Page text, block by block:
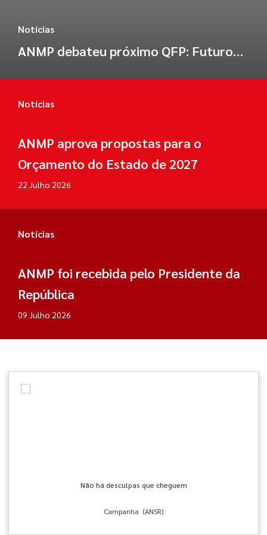
Notícias
ANMP debateu próximo QFP: Futuro
Notícias
ANMP aprova propostas para o
Orçamento do Estado de 2027
22 Julho 2026
Notícias
ANMP foi recebida pelo Presidente da
República
09 Julho 2026
Não há desculpas que cheguem
Campanha (ANSR)